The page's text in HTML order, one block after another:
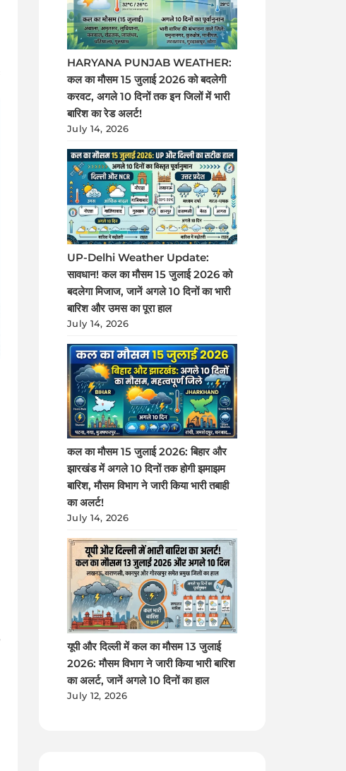
HARYANA PUNJAB WEATHER:
कल का मौसम 15 जुलाई 2026 को बदलेगी
करवट, अगले 10 दिनों तक इन जिलों में भारी
बारिश का रेड अलर्ट!
July 14, 2026
UP-Delhi Weather Update:
सावधान! कल का मौसम 15 जुलाई 2026 को
बदलेगा मिजाज, जानें अगले 10 दिनों का भारी
बारिश और उमस का पूरा हाल
July 14, 2026
कल का मौसम 15 जुलाई 2026: बिहार और
झारखंड में अगले 10 दिनों तक होगी झमाझम
बारिश, मौसम विभाग ने जारी किया भारी तबाही
का अलर्ट!
July 14, 2026
यूपी और दिल्ली में कल का मौसम 13 जुलाई
2026: मौसम विभाग ने जारी किया भारी बारिश
का अलर्ट, जानें अगले 10 दिनों का हाल
July 12, 2026